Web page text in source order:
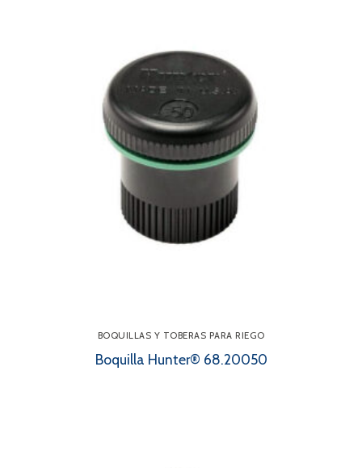
BOQUILLAS Y TOBERAS PARA RIEGO
Boquilla Hunter® 68.20050